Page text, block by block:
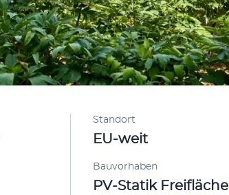
Standort
EU-weit
Bauvorhaben
PV-Statik Freifläche